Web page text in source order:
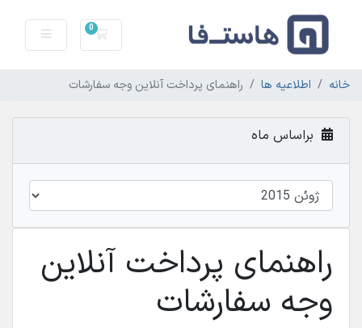
0
سبد خرید
خانه اطلاعیه ها راهنمای پرداخت آنلاین وجه سفارشات
براساس ماه
راهنمای پرداخت آنلاین
وجه سفارشات